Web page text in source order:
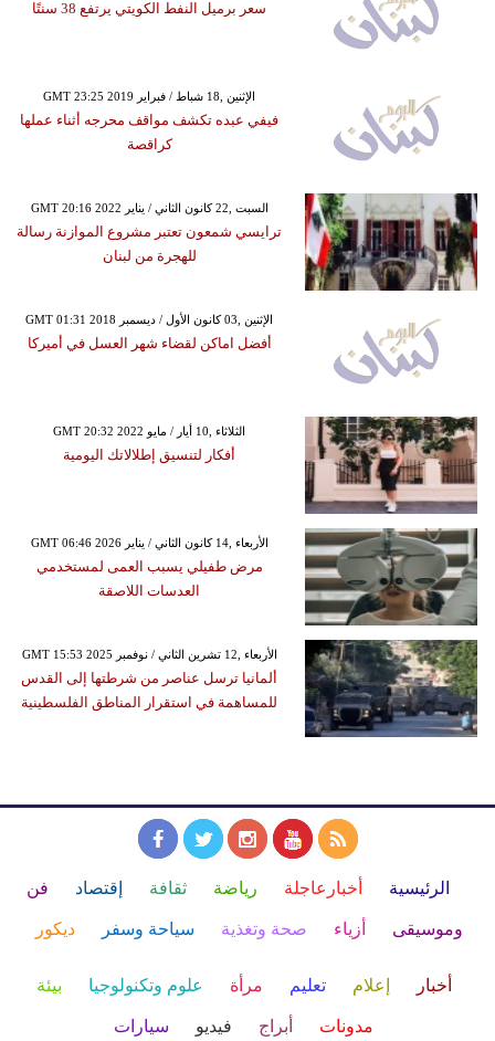
سعر برميل النفط الكويتي يرتفع 38 سنتًا
GMT 23:25 2019 الإثنين ,18 شباط / فبراير
فيفي عبده تكشف مواقف محرجه أثناء عملها
كراقصة
GMT 20:16 2022 السبت ,22 كانون الثاني / يناير
ترايسي شمعون تعتبر مشروع الموازنة رسالة
للهجرة من لبنان
GMT 01:31 2018 الإثنين ,03 كانون الأول / ديسمبر
أفضل اماكن لقضاء شهر العسل في أميركا
GMT 20:32 2022 الثلاثاء ,10 أيار / مايو
أفكار لتنسيق إطلالاتك اليومية
GMT 06:46 2026 الأربعاء ,14 كانون الثاني / يناير
مرض طفيلي يسبب العمى لمستخدمي
العدسات اللاصقة
GMT 15:53 2025 الأربعاء ,12 تشرين الثاني / نوفمبر
ألمانيا ترسل عناصر من شرطتها إلى القدس
للمساهمة في استقرار المناطق الفلسطينية
الرئيسية أخبارعاجلة رياضة ثقافة إقتصاد فن
وموسيقى أزياء صحة وتغذية سياحة وسفر ديكور
أخبار إعلام تعليم مرأة علوم وتكنولوجيا بيئة
مدونات أبراج فيديو سيارات